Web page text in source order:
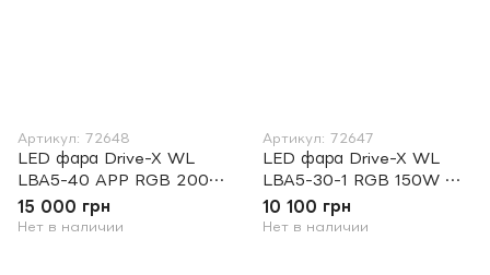
Артикул: 72648
LED фара Drive-X WL
LBA5-40 APP RGB 200W
Osr Driving
15 000 грн
Нет в наличии
Артикул: 72647
LED фара Drive-X WL
LBA5-30-1 RGB 150W Osr
Driving
10 100 грн
Нет в наличии